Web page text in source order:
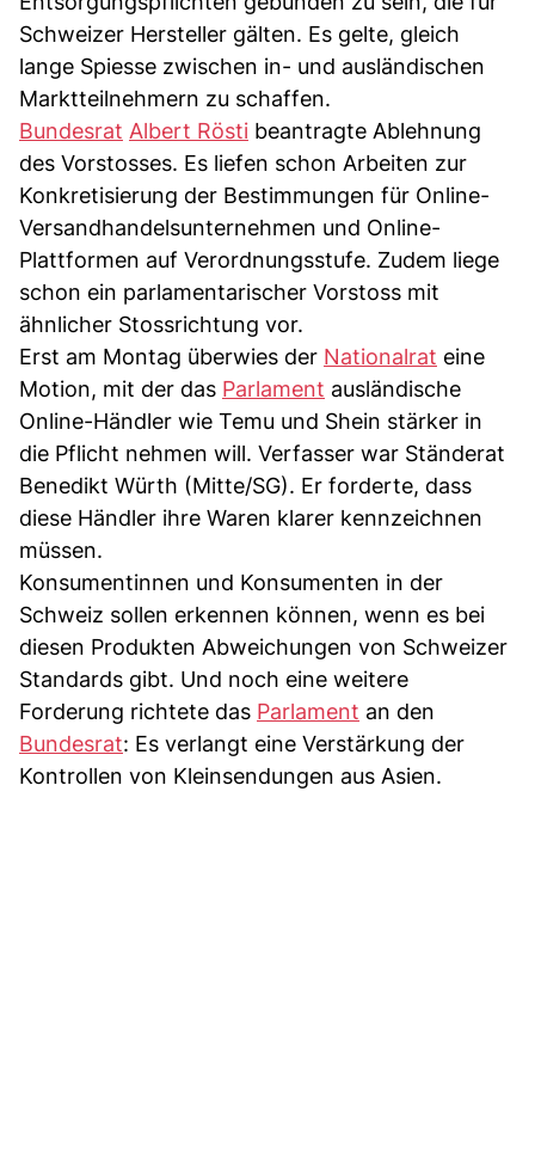
Schweizer Hersteller gälten. Es gelte, gleich
lange Spiesse zwischen in- und ausländischen
Marktteilnehmern zu schaffen.
Bundesrat Albert Rösti beantragte Ablehnung
des Vorstosses. Es liefen schon Arbeiten zur
Konkretisierung der Bestimmungen für Online-
Versandhandelsunternehmen und Online-
Plattformen auf Verordnungsstufe. Zudem liege
schon ein parlamentarischer Vorstoss mit
ähnlicher Stossrichtung vor.
Erst am Montag überwies der Nationalrat eine
Motion, mit der das Parlament ausländische
Online-Händler wie Temu und Shein stärker in
die Pflicht nehmen will. Verfasser war Ständerat
Benedikt Würth (Mitte/SG). Er forderte, dass
diese Händler ihre Waren klarer kennzeichnen
müssen.
Konsumentinnen und Konsumenten in der
Schweiz sollen erkennen können, wenn es bei
diesen Produkten Abweichungen von Schweizer
Standards gibt. Und noch eine weitere
Forderung richtete das Parlament an den
Bundesrat: Es verlangt eine Verstärkung der
Kontrollen von Kleinsendungen aus Asien.